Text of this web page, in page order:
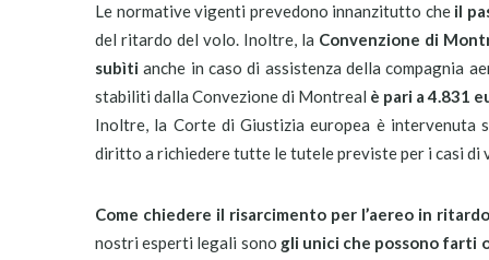
Le normative vigenti prevedono innanzitutto che il
del ritardo del volo. Inoltre, la Convenzione di
subìti anche in caso di assistenza della compagnia
stabiliti dalla Convezione di Montreal è pari a 4.831
Inoltre, la Corte di Giustizia europea è intervenuta
diritto a richiedere tutte le tutele previste per i casi di
Come chiedere il risarcimento per l’aereo in
nostri esperti legali sono gli unici che possono farti